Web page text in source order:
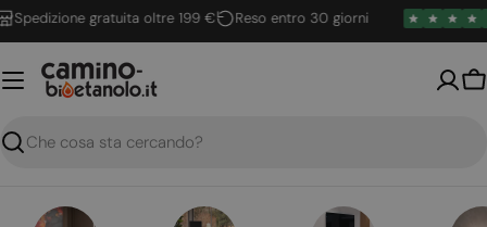
Vai
al
contenuto
gratuita oltre 199 € Reso entro 30 giorni
Ricerca